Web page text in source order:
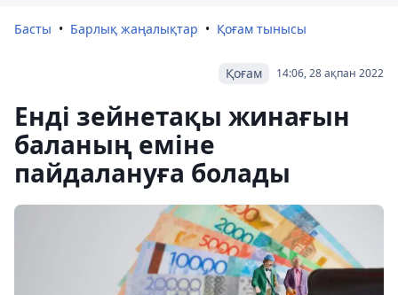
Басты Барлық жаңалықтар Қоғам тынысы
14:06, 28 ақпан 2022
Қоғам
Енді зейнетақы жинағын
баланың еміне
пайдалануға болады